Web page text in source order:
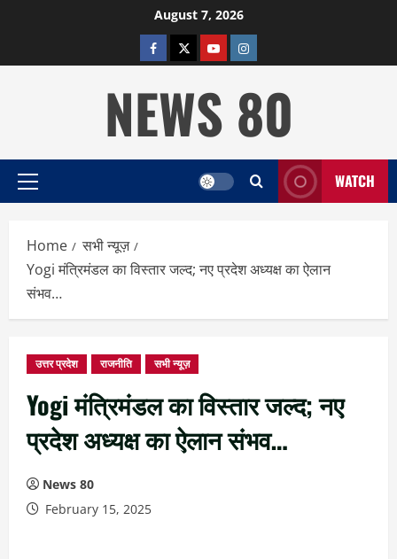
August 7, 2026
facebooktwitterYOUTUBE
instagram
NEWS 80
Primary
WATCH
Home
सभी न्यूज़
Yogi मंत्रिमंडल का विस्तार जल्द; नए प्रदेश अध्यक्ष का ऐलान
संभव…
उत्तर प्रदेश राजनीति सभी न्यूज़
Yogi मंत्रिमंडल का विस्तार जल्द; नए
प्रदेश अध्यक्ष का ऐलान संभव…
News 80
February 15, 2025